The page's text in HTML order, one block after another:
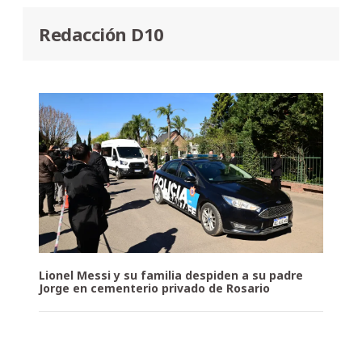
Redacción D10
Lionel Messi y su familia despiden a su padre
Jorge en cementerio privado de Rosario